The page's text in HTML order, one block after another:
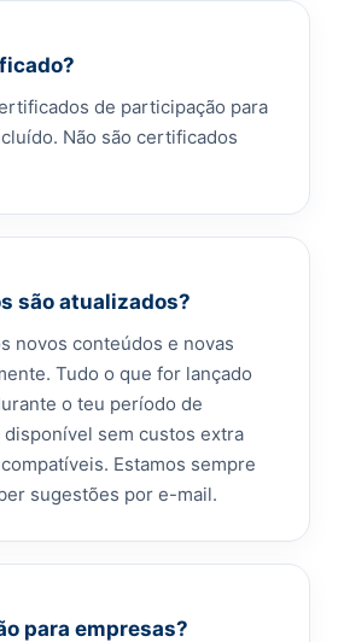
de participação para
Não são certificados
são atualizados?
novos conteúdos e novas
Tudo o que for lançado
o teu período de
sem custos extra
Estamos sempre
sugestões por e-mail.
para empresas?